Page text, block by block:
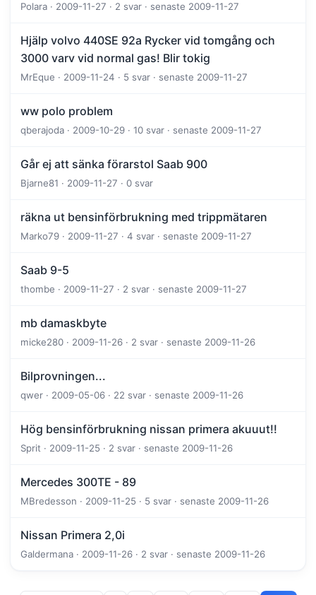
Polara · 2009-11-27 · 2 svar · senaste 2009-11-27
Hjälp volvo 440SE 92a Rycker vid tomgång och
3000 varv vid normal gas! Blir tokig
MrEque · 2009-11-24 · 5 svar · senaste 2009-11-27
ww polo problem
qberajoda · 2009-10-29 · 10 svar · senaste 2009-11-27
Går ej att sänka förarstol Saab 900
Bjarne81 · 2009-11-27 · 0 svar
räkna ut bensinförbrukning med trippmätaren
Marko79 · 2009-11-27 · 4 svar · senaste 2009-11-27
Saab 9-5
thombe · 2009-11-27 · 2 svar · senaste 2009-11-27
mb damaskbyte
micke280 · 2009-11-26 · 2 svar · senaste 2009-11-26
Bilprovningen...
qwer · 2009-05-06 · 22 svar · senaste 2009-11-26
Hög bensinförbrukning nissan primera akuuut!!
Sprit · 2009-11-25 · 2 svar · senaste 2009-11-26
Mercedes 300TE - 89
MBredesson · 2009-11-25 · 5 svar · senaste 2009-11-26
Nissan Primera 2,0i
Galdermana · 2009-11-26 · 2 svar · senaste 2009-11-26